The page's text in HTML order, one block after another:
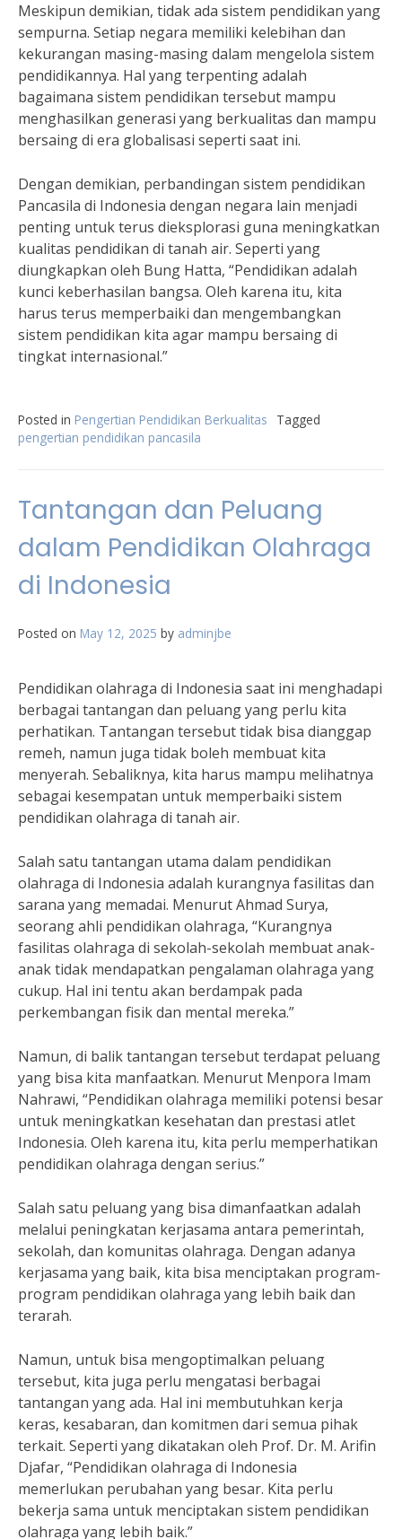
Meskipun demikian, tidak ada sistem pendidikan yang
sempurna. Setiap negara memiliki kelebihan dan
kekurangan masing-masing dalam mengelola sistem
pendidikannya. Hal yang terpenting adalah
bagaimana sistem pendidikan tersebut mampu
menghasilkan generasi yang berkualitas dan mampu
bersaing di era globalisasi seperti saat ini.
Dengan demikian, perbandingan sistem pendidikan
Pancasila di Indonesia dengan negara lain menjadi
penting untuk terus dieksplorasi guna meningkatkan
kualitas pendidikan di tanah air. Seperti yang
diungkapkan oleh Bung Hatta, “Pendidikan adalah
kunci keberhasilan bangsa. Oleh karena itu, kita
harus terus memperbaiki dan mengembangkan
sistem pendidikan kita agar mampu bersaing di
tingkat internasional.”
Posted in Pengertian Pendidikan Berkualitas
Tagged
pengertian pendidikan pancasila
Tantangan dan Peluang
dalam Pendidikan Olahraga
di Indonesia
Posted on May 12, 2025 by adminjbe
Pendidikan olahraga di Indonesia saat ini menghadapi
berbagai tantangan dan peluang yang perlu kita
perhatikan. Tantangan tersebut tidak bisa dianggap
remeh, namun juga tidak boleh membuat kita
menyerah. Sebaliknya, kita harus mampu melihatnya
sebagai kesempatan untuk memperbaiki sistem
pendidikan olahraga di tanah air.
Salah satu tantangan utama dalam pendidikan
olahraga di Indonesia adalah kurangnya fasilitas dan
sarana yang memadai. Menurut Ahmad Surya,
seorang ahli pendidikan olahraga, “Kurangnya
fasilitas olahraga di sekolah-sekolah membuat anak-
anak tidak mendapatkan pengalaman olahraga yang
cukup. Hal ini tentu akan berdampak pada
perkembangan fisik dan mental mereka.”
Namun, di balik tantangan tersebut terdapat peluang
yang bisa kita manfaatkan. Menurut Menpora Imam
Nahrawi, “Pendidikan olahraga memiliki potensi besar
untuk meningkatkan kesehatan dan prestasi atlet
Indonesia. Oleh karena itu, kita perlu memperhatikan
pendidikan olahraga dengan serius.”
Salah satu peluang yang bisa dimanfaatkan adalah
melalui peningkatan kerjasama antara pemerintah,
sekolah, dan komunitas olahraga. Dengan adanya
kerjasama yang baik, kita bisa menciptakan program-
program pendidikan olahraga yang lebih baik dan
terarah.
Namun, untuk bisa mengoptimalkan peluang
tersebut, kita juga perlu mengatasi berbagai
tantangan yang ada. Hal ini membutuhkan kerja
keras, kesabaran, dan komitmen dari semua pihak
terkait. Seperti yang dikatakan oleh Prof. Dr. M. Arifin
Djafar, “Pendidikan olahraga di Indonesia
memerlukan perubahan yang besar. Kita perlu
bekerja sama untuk menciptakan sistem pendidikan
olahraga yang lebih baik.”